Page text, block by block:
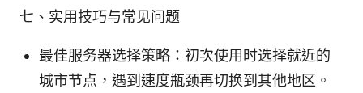
七、实用技巧与常见问题
最佳服务器选择策略：初次使用时选择就近的
城市节点，遇到速度瓶颈再切换到其他地区。